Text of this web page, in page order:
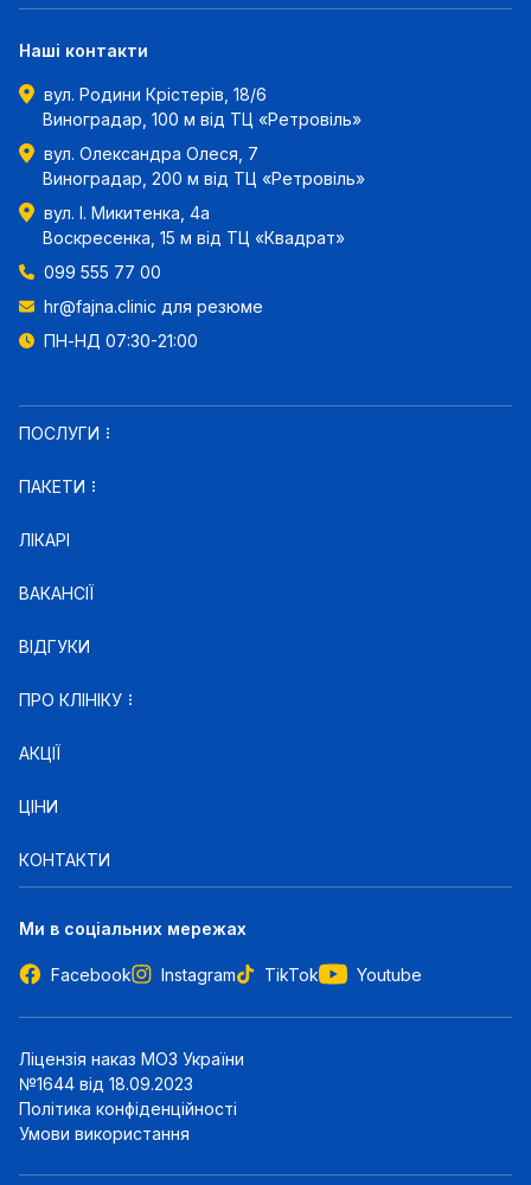
Наші контакти
вул. Родини Крістерів, 18/6
Виноградар, 100 м від ТЦ «Ретровіль»
вул. Олександра Олеся, 7
Виноградар, 200 м від ТЦ «Ретровіль»
вул. І. Микитенка, 4а
Воскресенка, 15 м від ТЦ «Квадрат»
099 555 77 00
hr@fajna.clinic для резюме
ПН-НД 07:30-21:00
ПОСЛУГИ
ПАКЕТИ
ЛІКАРІ
ВАКАНСІЇ
ВІДГУКИ
ПРО КЛІНІКУ
АКЦІЇ
ЦІНИ
КОНТАКТИ
Ми в соціальних мережах
Facebook Instagram TikTok Youtube
Ліцензія наказ МОЗ України
№1644 від 18.09.2023
Політика конфіденційності
Умови використання